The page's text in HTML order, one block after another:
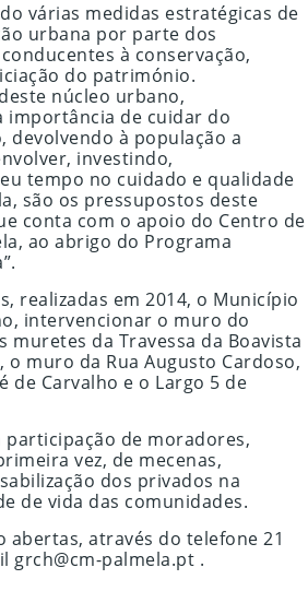
várias medidas estratégicas de
urbana por parte dos
à conservação,
do património.
núcleo urbano,
importância de cuidar do
devolvendo à população a
investindo,
tempo no cuidado e qualidade
são os pressupostos deste
conta com o apoio do Centro de
ao abrigo do Programa
realizadas em 2014, o Município
intervencionar o muro do
muretes da Travessa da Boavista
o muro da Rua Augusto Cardoso,
de Carvalho e o Largo 5 de
de moradores,
vez, de mecenas,
dos privados na
de vida das comunidades.
abertas, através do telefone 21
grch@cm-palmela.pt .